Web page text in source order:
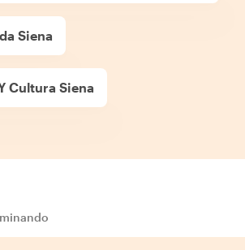
Siena
Cultura Siena